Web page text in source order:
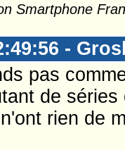
Smartphone
-
pas
de
rien de